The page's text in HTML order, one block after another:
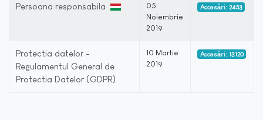
Persoana responsabila
05
Noiembrie
2019
Accesări: 2453
Protectia datelor -
Regulamentul General de
Protectia Datelor (GDPR)
10 Martie
2019
Accesări: 13120